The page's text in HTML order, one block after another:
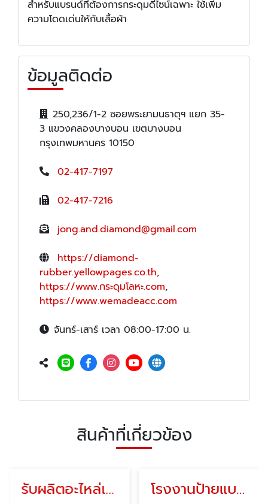
สำหรับแบรนด์ที่ต้องการกระดุมดีไซน์เฉพาะ ใช้เพิ่ม
ความโดดเด่นให้กับเสื้อผ้า
ข้อมูลติดต่อ
250,236/1-2 ซอยพระยามนธาตุฯ แยก 35-
3 แขวงคลองบางบอน เขตบางบอน
กรุงเทพมหานคร 10150
02-417-7197
02-417-7216
jong.and.diamond@gmail.com
https://diamond-
rubber.yellowpages.co.th,
https://www.กระดุมโลหะ.com,
https://www.wemadeacc.com
จันทร์-เสาร์ เวลา 08:00-17:00 น.
สินค้าที่เกี่ยวข้อง
รับผลิตอะไหล่เสื้อผ้า โรงงานป้ายแบรนด์เสื้อผ้า